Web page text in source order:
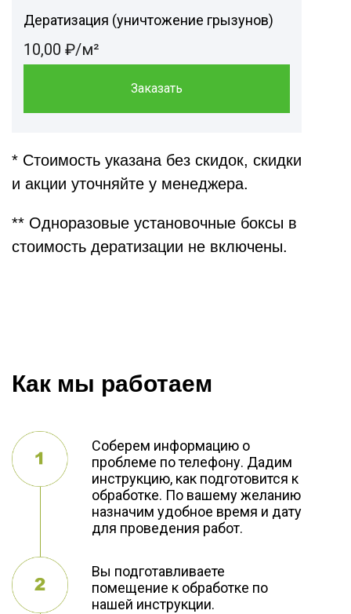
Дератизация (уничтожение грызунов)
10,00 ₽/м²
Заказать
* Стоимость указана без скидок, скидки
и акции уточняйте у менеджера.
** Одноразовые установочные боксы в
стоимость дератизации не включены.
Как мы работаем
Соберем информацию о
проблеме по телефону. Дадим
инструкцию, как подготовится к
обработке. По вашему желанию
назначим удобное время и дату
для проведения работ.
Вы подготавливаете
помещение к обработке по
нашей инструкции.